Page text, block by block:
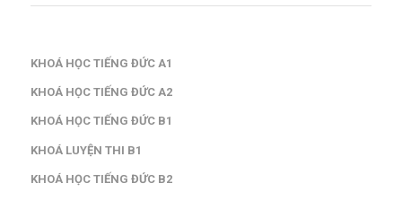
KHOÁ HỌC TIẾNG ĐỨC A1
KHOÁ HỌC TIẾNG ĐỨC A2
KHOÁ HỌC TIẾNG ĐỨC B1
KHOÁ LUYỆN THI B1
KHOÁ HỌC TIẾNG ĐỨC B2